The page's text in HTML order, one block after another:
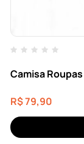
Camisa
R$79,90